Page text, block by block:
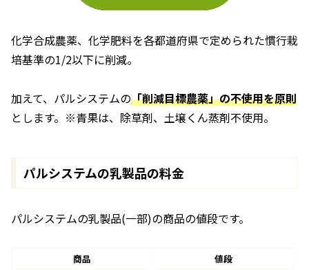
化学合成農薬、化学肥料を各都道府県で定められた慣行栽
培基準の1/2以下に削減。
加えて、パルシステムの「削減目標農薬」の不使用を原則
とします。※青果は、除草剤、土壌くん蒸剤不使用。
パルシステムの乳製品の料金
パルシステムの乳製品(一部)の商品の値段です。
商品
値段